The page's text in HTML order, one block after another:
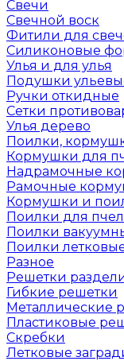
Свечи
Свечной воск
Фитили для
Силиконовые
Улья и для улья
Подушки
Ручки откидные
Сетки
Улья дерево
Поилки,
Кормушки для
Надрамочные
Рамочные
Кормушки и
Поилки для пчел
Поилки
Поилки
Разное
Решетки
Гибкие решетки
Металлические
Пластиковые
Скребки
Летковые